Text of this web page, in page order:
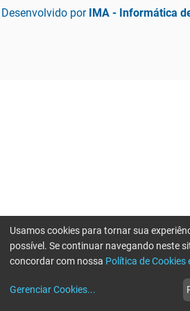
Desenvolvido por IMA - Informática
Usamos cookies para tornar sua
possível. Se continuar navegando neste
concordar com nossa Política de Cookies
Gerenciar Cookies...